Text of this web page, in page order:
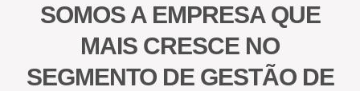
SOMOS A EMPRESA QUE
MAIS CRESCE NO
SEGMENTO DE GESTÃO DE